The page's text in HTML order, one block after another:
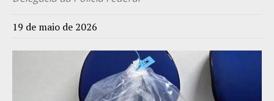
19 de maio de 2026